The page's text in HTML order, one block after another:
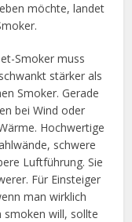
möchte, landet
Smoker muss
stärker als
Smoker. Gerade
bei Wind oder
Hochwertige
schwere
Luftführung. Sie
Für Einsteiger
man wirklich
smoken will, sollte